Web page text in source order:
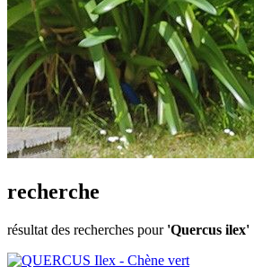
recherche
résultat des recherches pour 'Quercus ilex'